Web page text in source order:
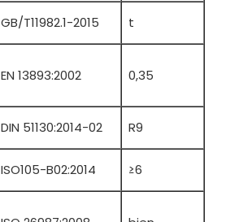
GB/T11982.1-2015
t
EN 13893:2002 0,35
DIN 51130:2014-02
R9
ISO105-B02:2014
≥6